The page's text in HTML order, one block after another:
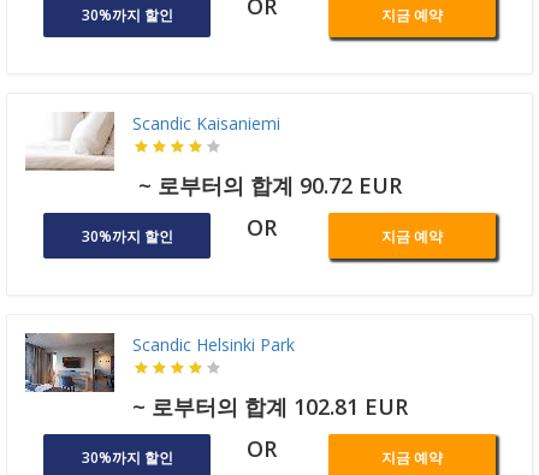
30%까지 할인 OR 지금 예약
Scandic Kaisaniemi
~ 로부터의 합계 90.72 EUR
30%까지 할인 OR 지금 예약
Scandic Helsinki Park
~ 로부터의 합계 102.81 EUR
30%까지 할인 OR 지금 예약